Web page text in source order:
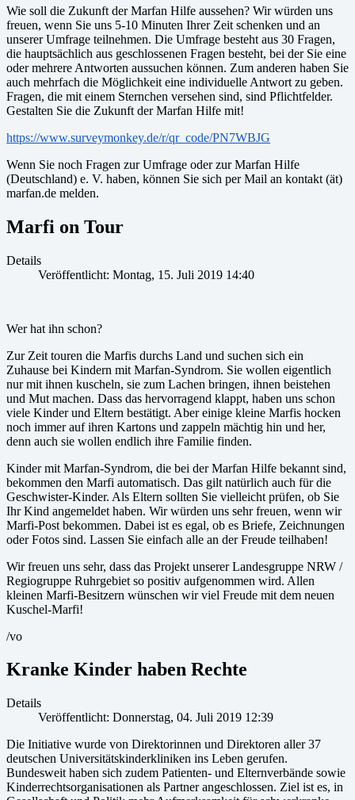
Wie soll die Zukunft der Marfan Hilfe aussehen? Wir würden uns
freuen, wenn Sie uns 5-10 Minuten Ihrer Zeit schenken und an
unserer Umfrage teilnehmen. Die Umfrage besteht aus 30 Fragen,
die hauptsächlich aus geschlossenen Fragen besteht, bei der Sie eine
oder mehrere Antworten aussuchen können. Zum anderen haben Sie
auch mehrfach die Möglichkeit eine individuelle Antwort zu geben.
Fragen, die mit einem Sternchen versehen sind, sind Pflichtfelder.
Gestalten Sie die Zukunft der Marfan Hilfe mit!
https://www.surveymonkey.de/r/qr_code/PN7WBJG
Wenn Sie noch Fragen zur Umfrage oder zur Marfan Hilfe
(Deutschland) e. V. haben, können Sie sich per Mail an kontakt (ät)
marfan.de melden.
Marfi on Tour
Details
Veröffentlicht: Montag, 15. Juli 2019 14:40
Wer hat ihn schon?
Zur Zeit touren die Marfis durchs Land und suchen sich ein
Zuhause bei Kindern mit Marfan-Syndrom. Sie wollen eigentlich
nur mit ihnen kuscheln, sie zum Lachen bringen, ihnen beistehen
und Mut machen. Dass das hervorragend klappt, haben uns schon
viele Kinder und Eltern bestätigt. Aber einige kleine Marfis hocken
noch immer auf ihren Kartons und zappeln mächtig hin und her,
denn auch sie wollen endlich ihre Familie finden.
Kinder mit Marfan-Syndrom, die bei der Marfan Hilfe bekannt sind,
bekommen den Marfi automatisch. Das gilt natürlich auch für die
Geschwister-Kinder. Als Eltern sollten Sie vielleicht prüfen, ob Sie
Ihr Kind angemeldet haben. Wir würden uns sehr freuen, wenn wir
Marfi-Post bekommen. Dabei ist es egal, ob es Briefe, Zeichnungen
oder Fotos sind. Lassen Sie einfach alle an der Freude teilhaben!
Wir freuen uns sehr, dass das Projekt unserer Landesgruppe NRW /
Regiogruppe Ruhrgebiet so positiv aufgenommen wird. Allen
kleinen Marfi-Besitzern wünschen wir viel Freude mit dem neuen
Kuschel-Marfi!
/vo
Kranke Kinder haben Rechte
Details
Veröffentlicht: Donnerstag, 04. Juli 2019 12:39
Die Initiative wurde von Direktorinnen und Direktoren aller 37
deutschen Universitätskinderkliniken ins Leben gerufen.
Bundesweit haben sich zudem Patienten- und Elternverbände sowie
Kinderrechtsorganisationen als Partner angeschlossen. Ziel ist es, in